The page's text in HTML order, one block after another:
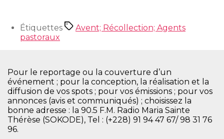
Étiquettes
Avent; Récollection; Agents
pastoraux
Pour le reportage ou la couverture d’un
événement ; pour la conception, la réalisation et la
diffusion de vos spots ; pour vos émissions ; pour vos
annonces (avis et communiqués) ; choisissez la
bonne adresse : la 90.5 F.M. Radio Maria Sainte
Thérèse (SOKODE), Tel : (+228) 91 94 47 67/ 98 31 76
96.